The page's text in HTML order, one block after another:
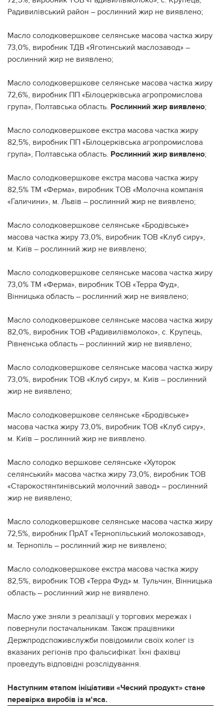
Радивилівський район – рослинний жир не виявлено;
Масло солодковершкове селянське масова частка жиру
73,0%, виробник ТДВ «Яготинський маслозавод» –
рослинний жир не виявлено;
Масло солодковершкове селянське масова частка жиру
72,6%, виробник ПП «Білоцерківська агропромислова
група», Полтавська область. Рослинний жир виявлено;
Масло солодковершкове екстра масова частка жиру
82,5%, виробник ПП «Білоцерківська агропромислова
група», Полтавська область. Рослинний жир виявлено;
Масло солодковершкове екстра масова частка жиру
82,5% ТМ «Ферма», виробник ТОВ «Молочна компанія
«Галичини», м. Львів – рослинний жир не виявлено;
Масло солодковершкове селянське «Бродівське»
масова частка жиру 73,0%, виробник ТОВ «Клуб сиру»,
м. Київ – рослинний жир не виявлено;
Масло солодковершкове селянське масова частка жиру
73,0% ТМ «Ферма», виробник ТОВ «Терра Фуд»,
Вінницька область – рослинний жир не виявлено;
Масло солодковершкове селянське масова частка жиру
82,0%, виробник ТОВ «Радивилівмолоко», с. Крупець,
Рівненська область – рослинний жир не виявлено;
Масло солодковершкове селянське масова частка жиру
73,0%, виробник ТОВ «Клуб сиру», м. Київ – рослинний
жир не виявлено;
Масло солодковершкове селянське «Бродівське»
масова частка жиру 73,0%, виробник ТОВ «Клуб сиру»,
м. Київ – рослинний жир не виявлено.
Масло солодко вершкове селянське «Хуторок
селянський» масова частка жиру 73,0%, виробник ТОВ
«Старокостянтинівський молочний завод» – рослинний
жир не виявлено;
Масло солодковершкове селянське масова частка жиру
72,5%, виробник ПрАТ «Тернопільський молокозавод»,
м. Тернопіль – рослинний жир не виявлено;
Масло солодковершкове екстра масова частка жиру
82,5%, виробник ТОВ «Терра Фуд» м. Тульчин, Вінницька
область – рослинний жир не виявлено.
Масло уже зняли з реалізації у торгових мережах і
повернули постачальникам. Також працівники
Держпродспоживслужби повідомили своїх колег із
вказаних регіонів про фальсифікат. Їхні фахівці
проведуть відповідні розслідування.
Наступним етапом ініціативи «Чесний продукт» стане
перевірка виробів із м'яса.